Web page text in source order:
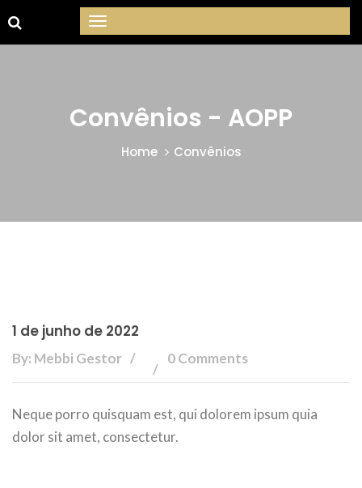
Convênios - AOPP
Home Convênios
1 de junho de 2022
By: Mebbi Gestor 0 Comments
Neque porro quisquam est, qui dolorem ipsum quia
dolor sit amet, consectetur.